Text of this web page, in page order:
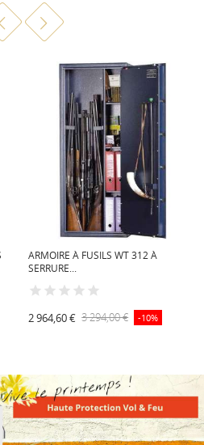
ARMOIRE À FUSILS WT 312 À
SERRURE...
2 964,60 € 3 294,00 € -10%